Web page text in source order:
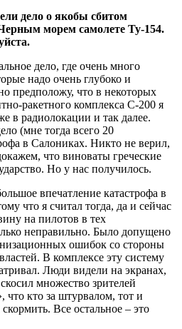
дело о якобы сбитом
морем самолете Ту-154.
дело, где очень много
надо очень глубоко и
предположу, что в некоторых
ракетного комплекса С-200 я
в радиолокации и так далее.
(мне тогда всего 20
в Салониках. Никто не верил,
что виноваты греческие
Но у нас получилось.
впечатление катастрофа в
что я считал тогда, да и сейчас
на пилотов в тех
неправильно. Было допущено
ошибок со стороны
В комплексе эту систему
Люди видели на экранах,
множество зрителей
что кто за штурвалом, тот и
Все остальное – это